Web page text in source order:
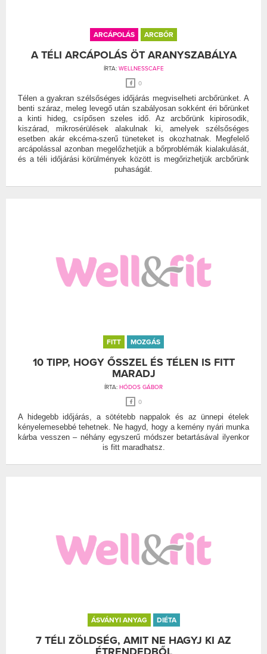
ARCÁPOLÁS ARCBŐR
A TÉLI ARCÁPOLÁS ÖT ARANYSZABÁLYA
ÍRTA: WELLNESSCAFE
0
Télen a gyakran szélsőséges időjárás megviselheti arcbőrünket. A
benti száraz, meleg levegő után szabályosan sokként éri bőrünket
a kinti hideg, csípősen szeles idő. Az arcbőrünk kipirosodik,
kiszárad, mikrosérülések alakulnak ki, amelyek szélsőséges
esetben akár ekcéma-szerű tüneteket is okozhatnak. Megfelelő
arcápolással azonban megelőzhetjük a bőrproblémák kialakulását,
és a téli időjárási körülmények között is megőrizhetjük arcbőrünk
puhaságát.
FITT MOZGÁS
10 TIPP, HOGY ŐSSZEL ÉS TÉLEN IS FITT
MARADJ
ÍRTA: HÓDOS GÁBOR
0
A hidegebb időjárás, a sötétebb nappalok és az ünnepi ételek
kényelemesebbé tehetnek. Ne hagyd, hogy a kemény nyári munka
kárba vesszen – néhány egyszerű módszer betartásával ilyenkor
is fitt maradhatsz.
ÁSVÁNYI ANYAG DIÉTA
7 TÉLI ZÖLDSÉG, AMIT NE HAGYJ KI AZ